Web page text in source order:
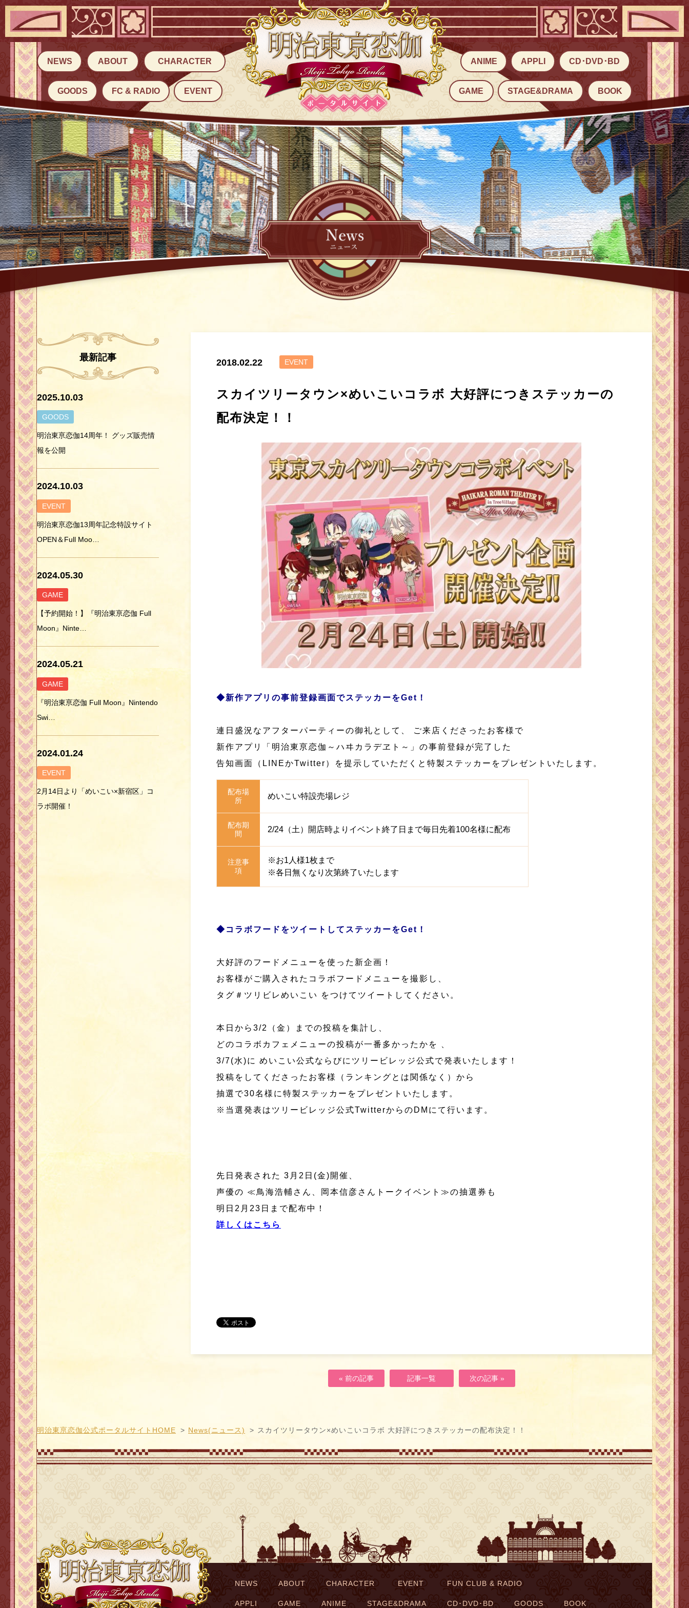
NEWS ABOUT CHARACTER ANIME APPLI CD･DVD･BD
GOODS FC & RADIO EVENT GAME STAGE&DRAMA BOOK
2018.02.22 EVENT
スカイツリータウン×めいこいコラボ 大好評につきステッカーの
配布決定！！
◆新作アプリの事前登録画面でステッカーをGet！
連日盛況なアフターパーティーの御礼として、 ご来店くださったお客様で
新作アプリ「明治東亰恋伽～ハヰカラデヱト～」の事前登録が完了した
告知画面（LINEかTwitter）を提示していただくと特製ステッカーをプレゼントいたします。
配布場
所
めいこい特設売場レジ
配布期
間
2/24（土）開店時よりイベント終了日まで毎日先着100名様に配布
注意事
項
※お1人様1枚まで
※各日無くなり次第終了いたします
◆コラボフードをツイートしてステッカーをGet！
大好評のフードメニューを使った新企画！
お客様がご購入されたコラボフードメニューを撮影し、
タグ＃ツリビレめいこい をつけてツイートしてください。
本日から3/2（金）までの投稿を集計し、
どのコラボカフェメニューの投稿が一番多かったかを 、
3/7(水)に めいこい公式ならびにツリービレッジ公式で発表いたします！
投稿をしてくださったお客様（ランキングとは関係なく）から
抽選で30名様に特製ステッカーをプレゼントいたします。
※当選発表はツリービレッジ公式TwitterからのDMにて行います。
先日発表された 3月2日(金)開催、
声優の ≪鳥海浩輔さん、岡本信彦さんトークイベント≫の抽選券も
明日2月23日まで配布中！
詳しくはこちら
« 前の記事 記事一覧 次の記事 »
最新記事
2025.10.03
GOODS
明治東亰恋伽14周年！ グッズ販売情
報を公開
2024.10.03
EVENT
明治東亰恋伽13周年記念特設サイト
OPEN＆Full Moo…
2024.05.30
GAME
【予約開始！】『明治東亰恋伽 Full
Moon』Ninte…
2024.05.21
GAME
『明治東亰恋伽 Full Moon』Nintendo
Swi…
2024.01.24
EVENT
2月14日より「めいこい×新宿区」コ
ラボ開催！
明治東亰恋伽公式ポータルサイトHOME News(ニュース) スカイツリータウン×めいこいコラボ 大好評につきステッカーの配布決定！！
NEWS ABOUT CHARACTER EVENT FUN CLUB & RADIO
APPLI GAME ANIME STAGE&DRAMA CD･DVD･BD GOODS BOOK